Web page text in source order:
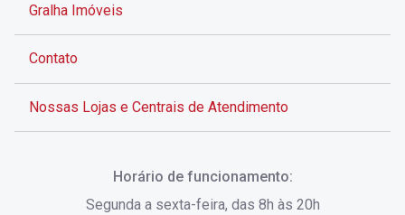
Gralha Imóveis
Contato
Nossas Lojas e Centrais de Atendimento
Horário de funcionamento:
Segunda a sexta-feira, das 8h às 20h